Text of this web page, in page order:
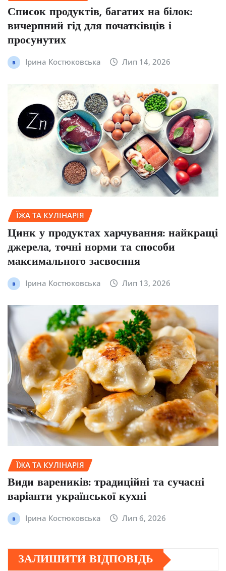
Список продуктів, багатих на білок:
вичерпний гід для початківців і
просунутих
Ірина Костюковська Лип 14, 2026
ЇЖА ТА КУЛІНАРІЯ
Цинк у продуктах харчування: найкращі
джерела, точні норми та способи
максимального засвоєння
Ірина Костюковська Лип 13, 2026
ЇЖА ТА КУЛІНАРІЯ
Види вареників: традиційні та сучасні
варіанти української кухні
Ірина Костюковська Лип 6, 2026
ЗАЛИШИТИ ВІДПОВІДЬ